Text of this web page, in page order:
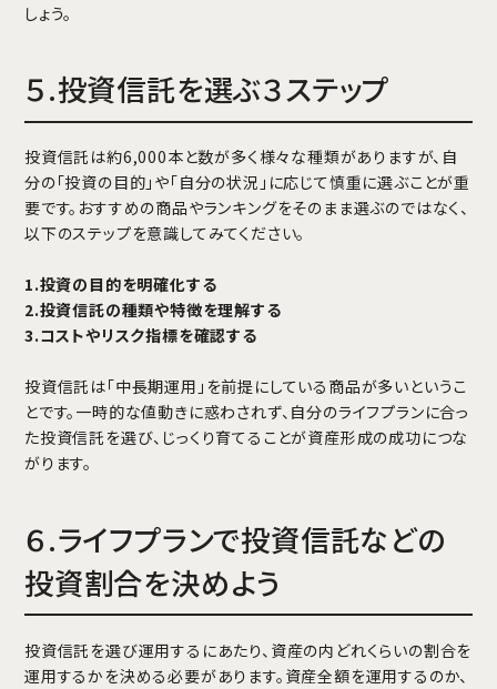
しょう。
５.投資信託を選ぶ３ステップ
投資信託は約6,000本と数が多く様々な種類がありますが、自
分の「投資の目的」や「自分の状況」に応じて慎重に選ぶことが重
要です。おすすめの商品やランキングをそのまま選ぶのではなく、
以下のステップを意識してみてください。
1.投資の目的を明確化する
2.投資信託の種類や特徴を理解する
3.コストやリスク指標を確認する
投資信託は「中長期運用」を前提にしている商品が多いというこ
とです。一時的な値動きに惑わされず、自分のライフプランに合っ
た投資信託を選び、じっくり育てることが資産形成の成功につな
がります。
６.ライフプランで投資信託などの
投資割合を決めよう
投資信託を選び運用するにあたり、資産の内どれくらいの割合を
運用するかを決める必要があります。資産全額を運用するのか、